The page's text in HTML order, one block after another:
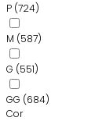
P (724)
M (587)
G (551)
GG (684)
Cor